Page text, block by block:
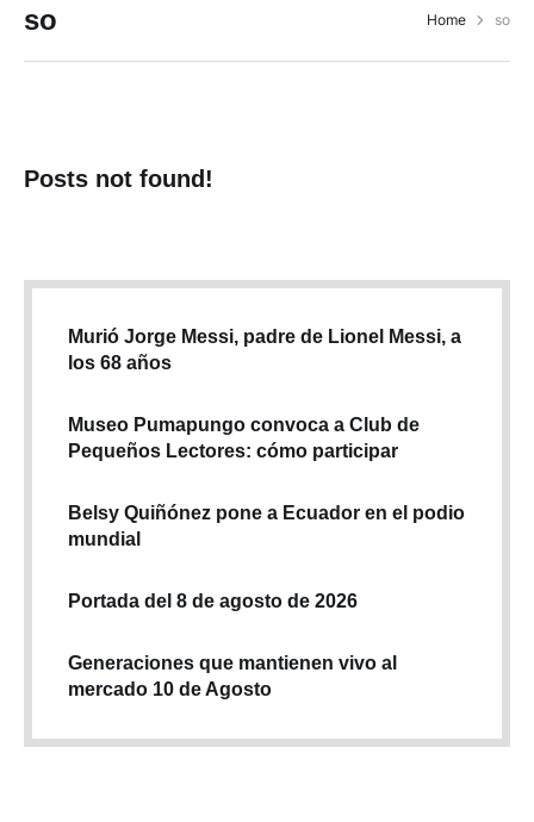
so Home so
Posts not found!
Murió Jorge Messi, padre de Lionel Messi, a
los 68 años
Museo Pumapungo convoca a Club de
Pequeños Lectores: cómo participar
Belsy Quiñónez pone a Ecuador en el podio
mundial
Portada del 8 de agosto de 2026
Generaciones que mantienen vivo al
mercado 10 de Agosto